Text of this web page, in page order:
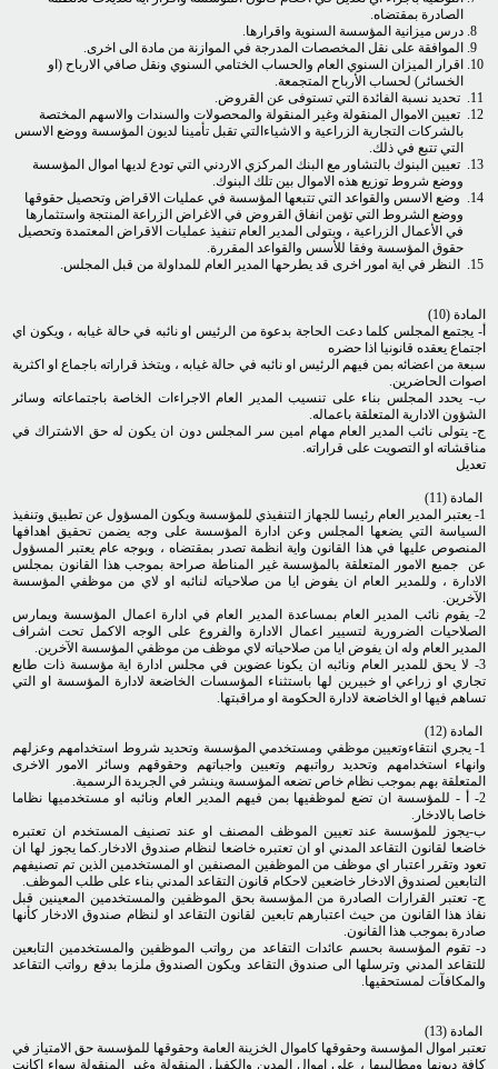
الصادرة بمقتضاه.
درس ميزانية المؤسسة السنوية واقرارها.
الموافقة على نقل المخصصات المدرجة في الموازنة من مادة الى اخرى.
اقرار الميزان السنوي العام والحساب الختامي السنوي ونقل صافي الارباح (او
الخسائر) لحساب الأرباح المتجمعة.
تحديد نسبة الفائدة التي تستوفى عن القروض.
تعيين الاموال المنقولة وغير المنقولة والمحصولات والسندات والاسهم المختصة
بالشركات التجارية الزراعية و الاشياءالتي تقبل تأمينا لديون المؤسسة ووضع الاسس
التي تتبع في ذلك.
تعيين البنوك بالتشاور مع البنك المركزي الاردني التي تودع لديها اموال المؤسسة
ووضع شروط توزيع هذه الاموال بين تلك البنوك.
وضع الاسس والقواعد التي تتبعها المؤسسة في عمليات الاقراض وتحصيل حقوقها
ووضع الشروط التي تؤمن انفاق القروض في الاغراض الزراعة المنتجة واستثمارها
في الأعمال الزراعية ، ويتولى المدير العام تنفيذ عمليات الاقراض المعتمدة وتحصيل
حقوق المؤسسة وفقا للأسس والقواعد المقررة.
النظر في اية امور اخرى قد يطرحها المدير العام للمداولة من قبل المجلس.
المادة (10)
أ- يجتمع المجلس كلما دعت الحاجة بدعوة من الرئيس او نائبه في حالة غيابه ، ويكون اي
اجتماع يعقده قانونيا اذا حضره
سبعة من اعضائه بمن فيهم الرئيس او نائبه في حالة غيابه ، ويتخذ قراراته باجماع او اكثرية
اصوات الحاضرين.
ب- يحدد المجلس بناء على تنسيب المدير العام الاجراءات الخاصة باجتماعاته وسائر
الشؤون الادارية المتعلقة باعماله.
ج- يتولى نائب المدير العام مهام امين سر المجلس دون ان يكون له حق الاشتراك في
مناقشاته او التصويت على قراراته.
تعديل
المادة (11)
1- يعتبر المدير العام رئيسا للجهاز التنفيذي للمؤسسة ويكون المسؤول عن تطبيق وتنفيذ
السياسة التي يضعها المجلس وعن ادارة المؤسسة على وجه يضمن تحقيق اهدافها
المنصوص عليها في هذا القانون واية انظمة تصدر بمقتضاه ، وبوجه عام يعتبر المسؤول
عن جميع الامور المتعلقة بالمؤسسة غير المناطة صراحة بموجب هذا القانون بمجلس
الادارة ، وللمدير العام ان يفوض ايا من صلاحياته لنائبه او لاي من موظفي المؤسسة
الآخرين.
2- يقوم نائب المدير العام بمساعدة المدير العام في ادارة اعمال المؤسسة ويمارس
الصلاحيات الضرورية لتسيير اعمال الادارة والفروع على الوجه الاكمل تحت اشراف
المدير العام وله ان يفوض ايا من صلاحياته لاي موظف من موظفي المؤسسة الآخرين.
3- لا يحق للمدير العام ونائبه ان يكونا عضوين في مجلس ادارة اية مؤسسة ذات طابع
تجاري او زراعي او خبيرين لها باستثناء المؤسسات الخاضعة لادارة المؤسسة او التي
تساهم فيها او الخاضعة لادارة الحكومة او مراقبتها.
المادة (12)
1- يجري انتقاءوتعيين موظفي ومستخدمي المؤسسة وتحديد شروط استخدامهم وعزلهم
وانهاء استخدامهم وتحديد رواتبهم وتعيين واجباتهم وحقوقهم وسائر الامور الاخرى
المتعلقة بهم بموجب نظام خاص تضعه المؤسسة وينشر في الجريدة الرسمية.
2- أ - للمؤسسة ان تضع لموظفيها بمن فيهم المدير العام ونائبه او مستخدميها نظاما
خاصا بالادخار.
ب-يجوز للمؤسسة عند تعيين الموظف المصنف او عند تصنيف المستخدم ان تعتبره
خاضعا لقانون التقاعد المدني او ان تعتبره خاضعا لنظام صندوق الادخار.كما يجوز لها ان
تعود وتقرر اعتبار اي موظف من الموظفين المصنفين او المستخدمين الذين تم تصنيفهم
التابعين لصندوق الادخار خاضعين لاحكام قانون التقاعد المدني بناء على طلب الموظف.
ج- تعتبر القرارات الصادرة من المؤسسة بحق الموظفين والمستخدمين المعينين قبل
نفاذ هذا القانون من حيث اعتبارهم تابعين لقانون التقاعد او لنظام صندوق الادخار كأنها
صادرة بموجب هذا القانون.
د- تقوم المؤسسة بحسم عائدات التقاعد من رواتب الموظفين والمستخدمين التابعين
للتقاعد المدني وترسلها الى صندوق التقاعد ويكون الصندوق ملزما بدفع رواتب التقاعد
والمكافآت لمستحقيها.
المادة (13)
تعتبر اموال المؤسسة وحقوقها كاموال الخزينة العامة وحقوقها للمؤسسة حق الامتياز في
كافة ديونها ومطاليبها ، على اموال المدين والكفيل المنقولة وغير المنقولة سواء اكانت